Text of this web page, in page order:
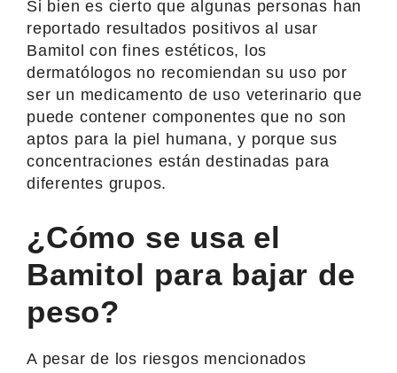
Si bien es cierto que algunas personas han
reportado resultados positivos al usar
Bamitol con fines estéticos, los
dermatólogos no recomiendan su uso por
ser un medicamento de uso veterinario que
puede contener componentes que no son
aptos para la piel humana, y porque sus
concentraciones están destinadas para
diferentes grupos.
¿Cómo se usa el
Bamitol para bajar de
peso?
A pesar de los riesgos mencionados